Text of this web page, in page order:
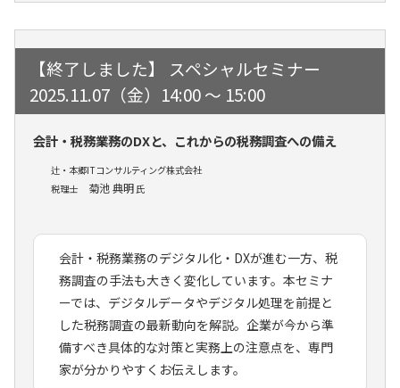
スペシャルセミナー
2025.11.07（金）14:00 ～ 15:00
会計・税務業務のDXと、これからの税務調査への備え
辻・本郷ITコンサルティング株式会社
税理士
菊池 典明 氏
会計・税務業務のデジタル化・DXが進む一方、税
務調査の手法も大きく変化しています。本セミナ
ーでは、デジタルデータやデジタル処理を前提と
した税務調査の最新動向を解説。企業が今から準
備すべき具体的な対策と実務上の注意点を、専門
家が分かりやすくお伝えします。